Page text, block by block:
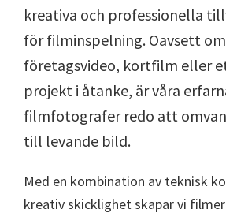
kreativa och professionella
för filminspelning. Oavsett
företagsvideo, kortfilm eller
projekt i åtanke, är våra
filmfotografer redo att
till levande bild.
Med en kombination av teknisk
kreativ skicklighet skapar vi